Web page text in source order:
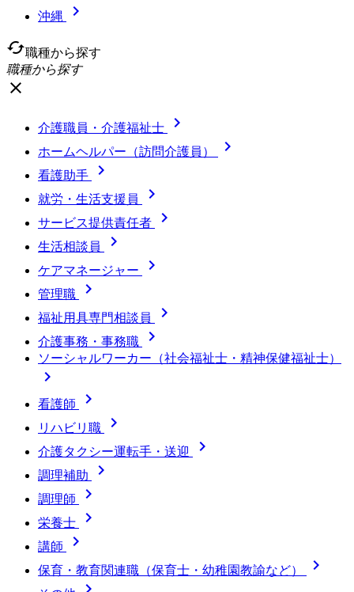
沖縄

cached職種から探す
職種から探す
close
介護職員・介護福祉士 
ホームヘルパー（訪問介護員） 
看護助手 
就労・生活支援員 
サービス提供責任者 
生活相談員 
ケアマネージャー 
管理職 
福祉用具専門相談員 
介護事務・事務職 
ソーシャルワーカー（社会福祉士・精神保健福祉士）

看護師 
リハビリ職 
介護タクシー運転手・送迎 
調理補助 
調理師 
栄養士 
講師 
保育・教育関連職（保育士・幼稚園教諭など） 